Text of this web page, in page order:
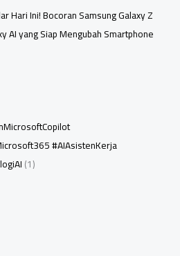
Hari Ini! Bocoran Samsung Galaxy Z
AI yang Siap Mengubah Smartphone
#AIAsistenKerja
(1)